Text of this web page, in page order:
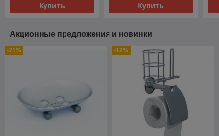
Купить Купить
Акционные предложения и новинки
-21% -12%